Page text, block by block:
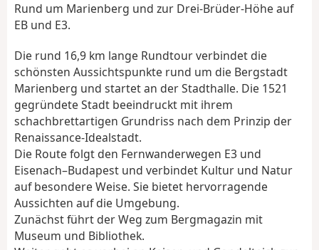
a
Rund um Marienberg und zur Drei-Brüder-Höhe auf
EB und E3.
Die rund 16,9 km lange Rundtour verbindet die
schönsten Aussichtspunkte rund um die Bergstadt
Marienberg und startet an der Stadthalle. Die 1521
gegründete Stadt beeindruckt mit ihrem
schachbrettartigen Grundriss nach dem Prinzip der
Renaissance-Idealstadt.
Die Route folgt den Fernwanderwegen E3 und
Eisenach–Budapest und verbindet Kultur und Natur
auf besondere Weise. Sie bietet hervorragende
Aussichten auf die Umgebung.
Zunächst führt der Weg zum Bergmagazin mit
Museum und Bibliothek.